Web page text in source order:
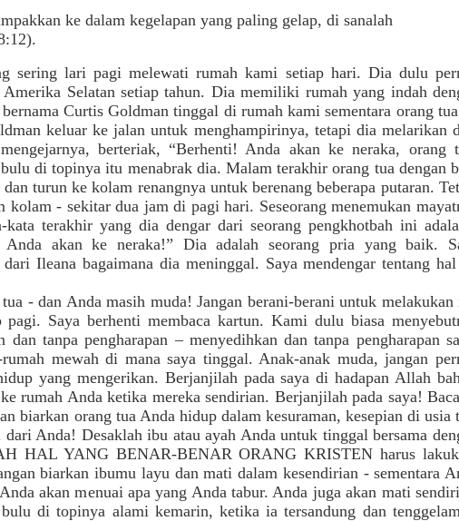
ke dalam kegelapan yang paling gelap, di sanalah
sering lari pagi melewati rumah kami setiap hari. Dia dulu
Selatan setiap tahun. Dia memiliki rumah yang indah
Curtis Goldman tinggal di rumah kami sementara orang
keluar ke jalan untuk menghampirinya, tetapi dia melarikan
berteriak, “Berhenti! Anda akan ke neraka, orang
di topinya itu menabrak dia. Malam terakhir orang tua dengan
turun ke kolam renangnya untuk berenang beberapa putaran.
- sekitar dua jam di pagi hari. Seseorang menemukan
terakhir yang dia dengar dari seorang pengkhotbah ini
akan ke neraka!” Dia adalah seorang pria yang baik.
Ileana bagaimana dia meninggal. Saya mendengar tentang
- dan Anda masih muda! Jangan berani-berani untuk melakukan
Saya berhenti membaca kartun. Kami dulu biasa
tanpa pengharapan – menyedihkan dan tanpa pengharapan
mewah di mana saya tinggal. Anak-anak muda, jangan
yang mengerikan. Berjanjilah pada saya di hadapan Allah
rumah Anda ketika mereka sendirian. Berjanjilah pada saya!
biarkan orang tua Anda hidup dalam kesuraman, kesepian di usia
Anda! Desaklah ibu atau ayah Anda untuk tinggal bersama
HAL YANG BENAR-BENAR ORANG KRISTEN harus
biarkan ibumu layu dan mati dalam kesendirian - sementara
akan menuai apa yang Anda tabur. Anda juga akan mati
di topinya alami kemarin, ketika ia tersandung dan